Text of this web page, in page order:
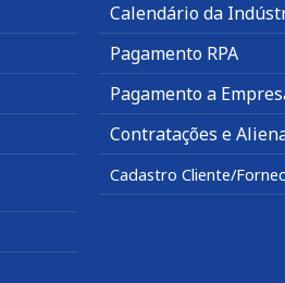
Calendário da
Pagamento RPA
Pagamento a
Contratações e
Cadastro Cliente/